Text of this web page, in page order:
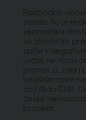
Rozhodně
sazeb. To je
ekonomika
se zhoršil trh
spíše k
určitě ne růstu
přiznat si, zda i
letošním roce
což říká i ČNB.
české
procent.